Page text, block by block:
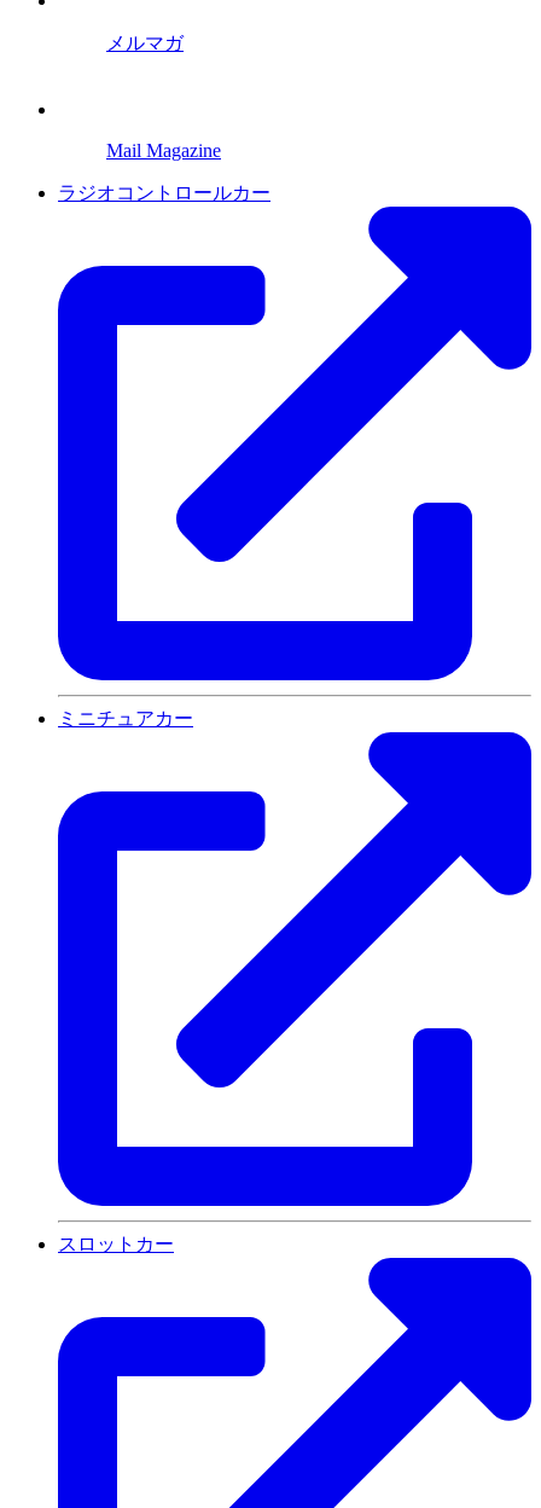
メルマガ
Mail Magazine
ラジオコントロールカー
ミニチュアカー
スロットカー